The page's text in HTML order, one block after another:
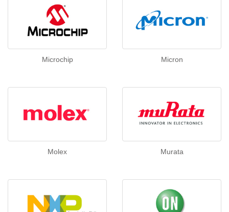
Microchip Micron
Molex Murata